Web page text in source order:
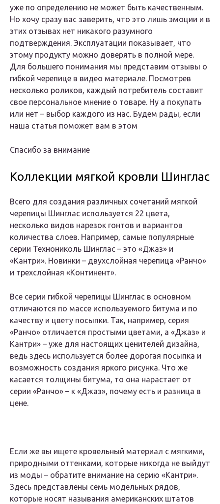
уже по определению не может быть качественным.
Но хочу сразу вас заверить, что это лишь эмоции и в
этих отзывах нет никакого разумного
подтверждения. Эксплуатации показывает, что
этому продукту можно доверять в полной мере.
Для большего понимания мы представим отзывы о
гибкой черепице в видео материале. Посмотрев
несколько роликов, каждый потребитель составит
свое персональное мнение о товаре. Ну а покупать
или нет – выбор каждого из нас. Будем рады, если
наша статья поможет вам в этом
Спасибо за внимание
Коллекции мягкой кровли Шинглас
Всего для создания различных сочетаний мягкой
черепицы Шинглас используется 22 цвета,
несколько видов нарезок гонтов и вариантов
количества слоев. Например, самые популярные
серии Технониколь Шинглас – это «Джаз» и
«Кантри». Новинки – двухслойная черепица «Ранчо»
и трехслойная «Континент».
Все серии гибкой черепицы Шинглас в основном
отличаются по массе используемого битума и по
качеству и цвету посыпки. Так, например, серия
«Ранчо» отличается простыми цветами, а «Джаз» и
Кантри» – уже для настоящих ценителей дизайна,
ведь здесь используется более дорогая посыпка и
возможность создания яркого рисунка. Что же
касается толщины битума, то она нарастает от
серии «Ранчо» – к «Джаз», почему есть и разница в
цене.
Если же вы ищете кровельный материал с мягкими,
природными оттенками, которые никогда не выйдут
из моды – обратите внимание на серию «Кантри».
Здесь представлены семь модельных рядов,
которые носят называния американских штатов